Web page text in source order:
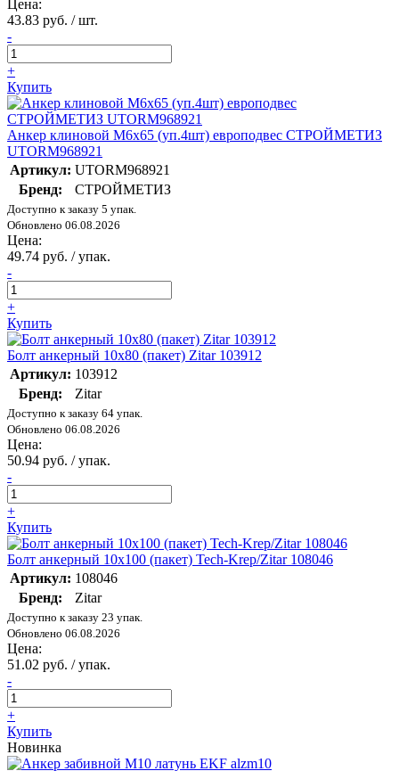
Цена:
43.83 руб. / шт.
-
+
Купить
Анкер клиновой М6х65 (уп.4шт) европодвес СТРОЙМЕТИЗ
UTORM968921
Артикул: UTORM968921
Бренд:
СТРОЙМЕТИЗ
Доступно к заказу 5 упак.
Обновлено 06.08.2026
Цена:
49.74 руб. / упак.
-
+
Купить
Болт анкерный 10х80 (пакет) Zitar 103912
Артикул: 103912
Бренд:
Zitar
Доступно к заказу 64 упак.
Обновлено 06.08.2026
Цена:
50.94 руб. / упак.
-
+
Купить
Болт анкерный 10х100 (пакет) Tech-Krep/Zitar 108046
Артикул: 108046
Бренд:
Zitar
Доступно к заказу 23 упак.
Обновлено 06.08.2026
Цена:
51.02 руб. / упак.
-
+
Купить
Новинка